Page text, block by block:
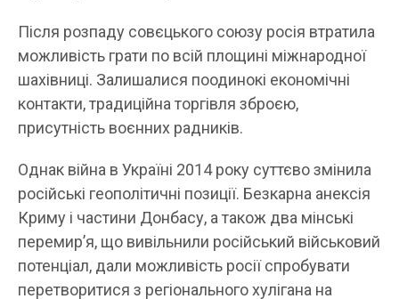
Після розпаду совєцького союзу росія втратила
можливість грати по всій площині міжнародної
шахівниці. Залишалися поодинокі економічні
контакти, традиційна торгівля зброєю,
присутність воєнних радників.
Однак війна в Україні 2014 року суттєво змінила
російські геополітичні позиції. Безкарна анексія
Криму і частини Донбасу, а також два мінські
перемир’я, що вивільнили російський військовий
потенціал, дали можливість росії спробувати
перетворитися з регіонального хулігана на